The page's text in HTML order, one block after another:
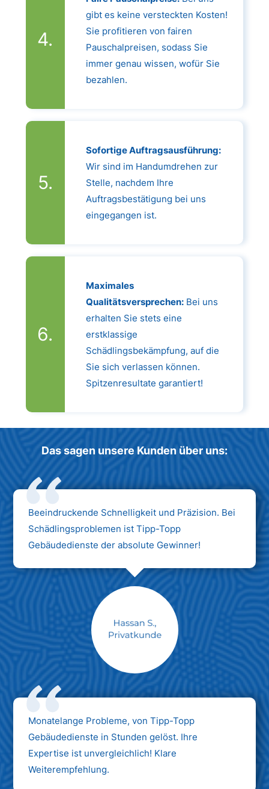
gibt es keine versteckten Kosten!
Sie profitieren von fairen
Pauschalpreisen, sodass Sie
immer genau wissen, wofür Sie
bezahlen.
Sofortige Auftragsausführung:
Wir sind im Handumdrehen zur
Stelle, nachdem Ihre
Auftragsbestätigung bei uns
eingegangen ist.
Maximales
Qualitätsversprechen:Bei uns
erhalten Sie stets eine
erstklassige
Schädlingsbekämpfung, auf die
Sie sich verlassen können.
Spitzenresultate garantiert!
Das sagen unsere Kunden über uns:
Beeindruckende Schnelligkeit und Präzision. Bei
Schädlingsproblemen ist Tipp-Topp
Gebäudedienste der absolute Gewinner!
Monatelange Probleme, von Tipp-Topp
Gebäudedienste in Stunden gelöst. Ihre
Expertise ist unvergleichlich! Klare
Weiterempfehlung.